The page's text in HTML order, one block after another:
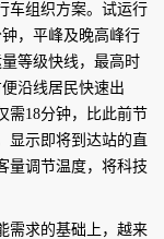
车组织方案。试运行
，平峰及晚高峰行
等级快线，最高时
沿线居民快速出
需18分钟，比此前节
显示即将到达站的直
量调节温度，将科技
需求的基础上，越来